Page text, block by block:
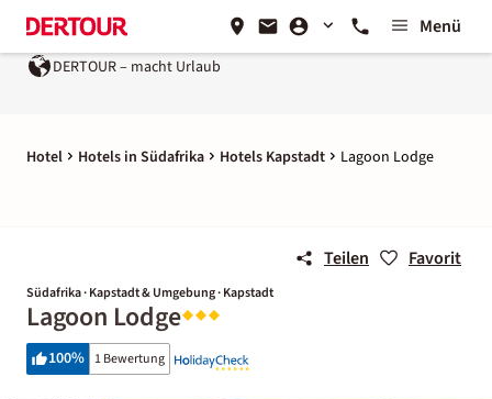
Menü
DERTOUR – macht Urlaub
Hotel Hotels in Südafrika Hotels Kapstadt Lagoon Lodge
Teilen Favorit
Südafrika · Kapstadt & Umgebung · Kapstadt
Lagoon Lodge
100% 1 Bewertung